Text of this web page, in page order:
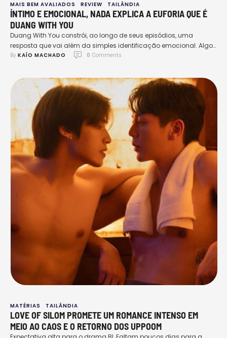
MAIS BEM AVALIADOS REVIEW TAILÂNDIA
ÍNTIMO E EMOCIONAL, NADA EXPLICA A EUFORIA QUE É
DUANG WITH YOU
Duang With You constrói, ao longo de seus episódios, uma
resposta que vai além da simples identificação emocional. Algo
que não sentia há bastante tempo, mesmo com dramas
sensação, algo no corpo que reagisse ao que via sem ser
apenas uma euforia comum por ver uma cena …
By KAÍO MACHADO 0 Comments
MATÉRIAS TAILÂNDIA
LOVE OF SILOM PROMETE UM ROMANCE INTENSO EM
MEIO AO CAOS E O RETORNO DOS UPPOOM